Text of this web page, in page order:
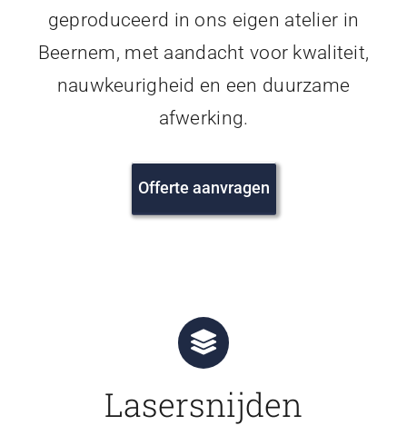
geproduceerd in ons eigen atelier in
Beernem, met aandacht voor kwaliteit,
nauwkeurigheid en een duurzame
afwerking.
Offerte aanvragen
Lasersnijden